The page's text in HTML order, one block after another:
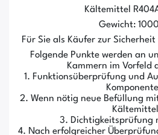
Kältemittel
Gewicht:
Für Sie als Käufer zur
Folgende Punkte werden an
Kammern im Vorfeld
1. Funktionsüberprüfung und
2. Wenn nötig neue Befüllung
Kältemittel
3. Dichtigkeitsprüfung
4. Nach erfolgreicher